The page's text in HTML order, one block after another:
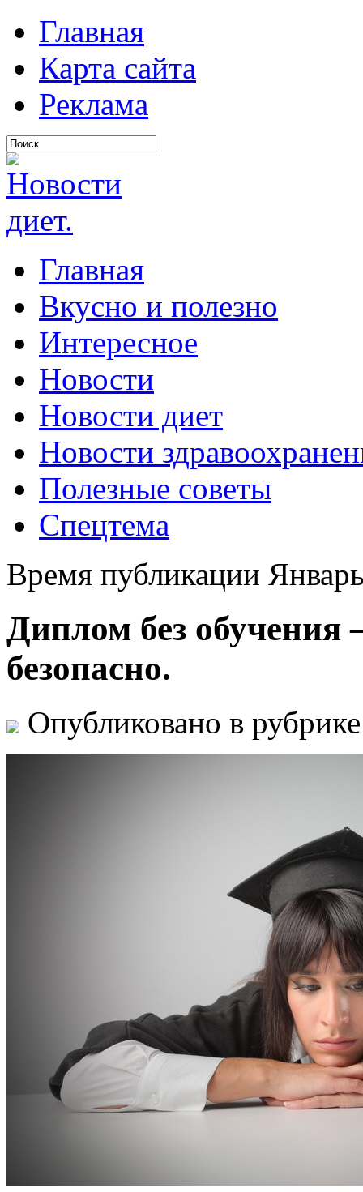
Главная
Карта сайта
Реклама
Главная
Вкусно и полезно
Интересное
Новости
Новости диет
Новости
Полезные советы
Спецтема
Время публикации
Диплом без обучения
безопасно.
Опубликовано в